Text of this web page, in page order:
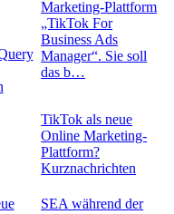
Marketing-Plattform
„TikTok For
Business Ads
Manager“. Sie soll
das b…
TikTok als neue
Online Marketing-
Plattform?
Kurznachrichten
SEA während der